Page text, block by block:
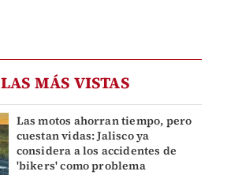
LAS MÁS VISTAS
Las motos ahorran tiempo, pero
cuestan vidas: Jalisco ya
considera a los accidentes de
'bikers' como problema